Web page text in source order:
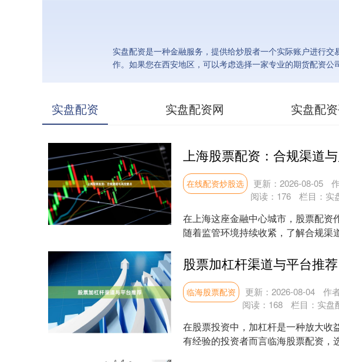
实盘配资是一种金融服务，提供给炒股者一个实际账户进行
作。如果您在西安地区，可以考虑选择一家专业的期货配资公
实盘配资 实盘配资网 实盘配
上海股票配资：合规渠道
在线配资炒股选 更新：2026-08-05
阅读： 176 栏目： 实
在上海这座金融中心城市，股票配资
随着监管环境持续收紧，了解合规渠
股票加杠杆渠道与平台推荐
临海股票配资 更新：2026-08-04
作
阅读： 168 栏目： 实盘
在股票投资中，加杠杆是一种放大收
有经验的投资者而言临海股票配资，